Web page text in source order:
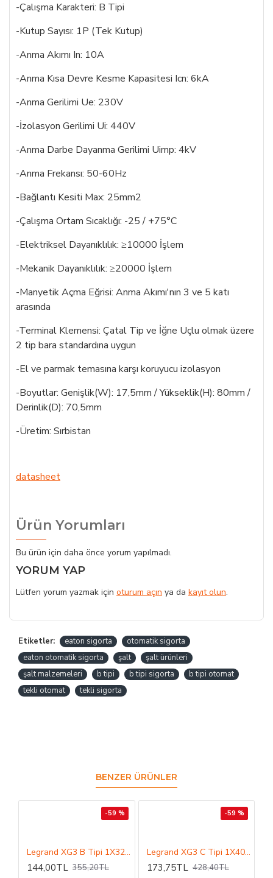
-Çalışma Karakteri: B Tipi
-Kutup Sayısı: 1P (Tek Kutup)
-Anma Akımı In: 10A
-Anma Kısa Devre Kesme Kapasitesi Icn: 6kA
-Anma Gerilimi Ue: 230V
-İzolasyon Gerilimi Ui: 440V
-Anma Darbe Dayanma Gerilimi Uimp: 4kV
-Anma Frekansı: 50-60Hz
-Bağlantı Kesiti Max: 25mm2
-Çalışma Ortam Sıcaklığı: -25 / +75°C
-Elektriksel Dayanıklılık: ≥10000 İşlem
-Mekanik Dayanıklılık: ≥20000 İşlem
-Manyetik Açma Eğrisi: Anma Akımı'nın 3 ve 5 katı
arasında
-Terminal Klemensi: Çatal Tip ve İğne Uçlu olmak üzere
2 tip bara standardına uygun
-El ve parmak temasına karşı koruyucu izolasyon
-Boyutlar: Genişlik(W): 17,5mm / Yükseklik(H): 80mm /
Derinlik(D): 70,5mm
-Üretim: Sırbistan
datasheet
Ürün Yorumları
Bu ürün için daha önce yorum yapılmadı.
YORUM YAP
Lütfen yorum yazmak için oturum açın ya da kayıt olun.
Etiketler: eaton sigorta
otomatik sigorta
eaton otomatik sigorta
şalt
şalt ürünleri
şalt malzemeleri
b tipi b tipi sigorta
b tipi otomat
tekli otomat
tekli sigorta
BENZER ÜRÜNLER
-59 %
Legrand XG3 B Tipi 1X32A 6kA Otomatik Sigorta
144,00TL 355,20TL
-59 %
Legrand XG3 C Tipi 1X40A 6kA Otomatik Sigorta
173,75TL 428,40TL